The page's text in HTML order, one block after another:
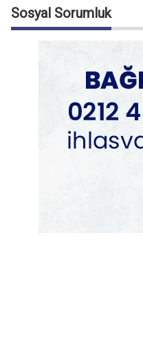
Sosyal Sorumluk